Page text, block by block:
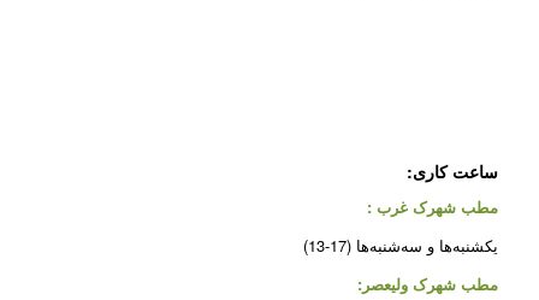
ساعت کاری:
مطب شهرک غرب :
یکشنبه‌ها و سه‌شنبه‌ها (17-13)
مطب شهرک ولیعصر: